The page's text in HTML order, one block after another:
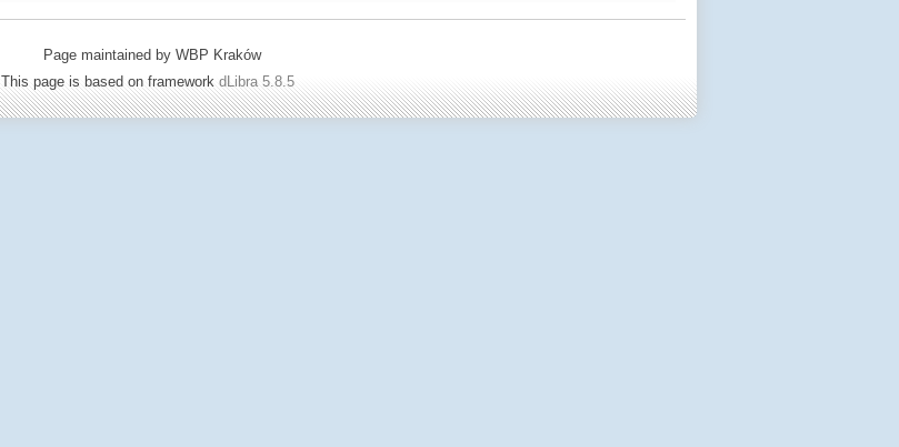
Page maintained by WBP Kraków
This page is based on framework dLibra 5.8.5